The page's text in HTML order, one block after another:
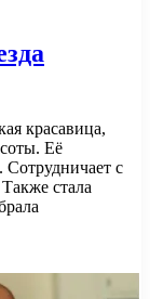
красавица,
Её
с
стала